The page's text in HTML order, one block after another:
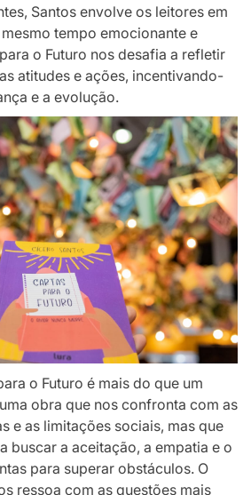
Santos envolve os leitores em
tempo emocionante e
o Futuro nos desafia a refletir
atitudes e ações, incentivando-
e a evolução.
o Futuro é mais do que um
obra que nos confronta com as
e as limitações sociais, mas que
buscar a aceitação, a empatia e o
para superar obstáculos. O
ressoa com as questões mais